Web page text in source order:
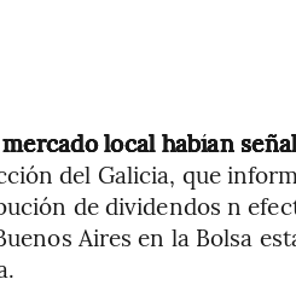
local habían
del Galicia, que
de dividendos n
Aires en la Bolsa